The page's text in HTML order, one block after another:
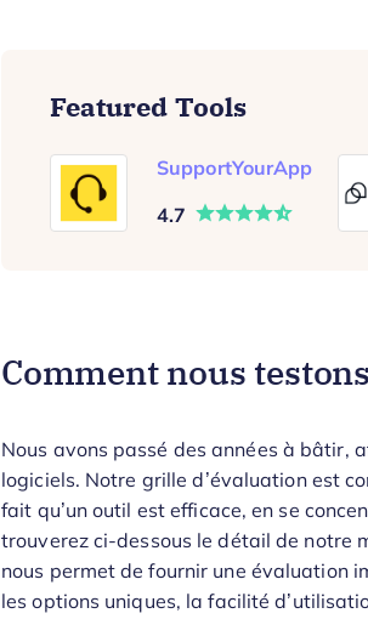
Featured Tools
SupportYourApp
4.7
Comment nous
Nous avons passé des années à bâtir,
logiciels. Notre grille d’évaluation est
fait qu’un outil est efficace, en se
trouverez ci-dessous le détail de notre
nous permet de fournir une évaluation
les options uniques, la facilité